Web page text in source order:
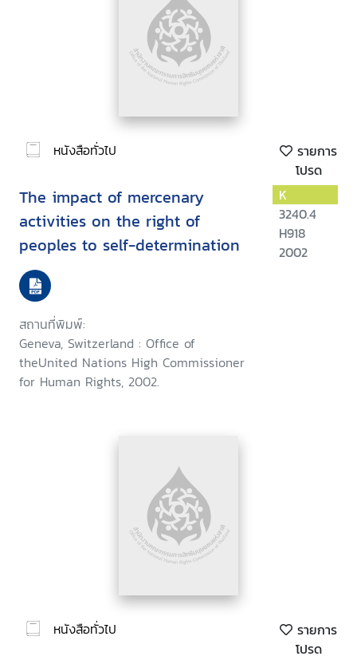
หนังสือทั่วไป
รายการ
โปรด
The impact of mercenary
activities on the right of
peoples to self-determination
สถานที่พิมพ์:
Geneva, Switzerland : Office of
theUnited Nations High Commissioner
for Human Rights, 2002.
K
3240.4
H918
2002
หนังสือทั่วไป
รายการ
โปรด